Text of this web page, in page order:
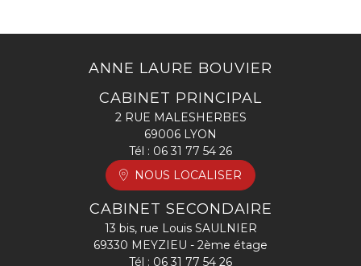
ANNE LAURE BOUVIER
CABINET PRINCIPAL
2 RUE MALESHERBES
69006 LYON
Tél : 06 31 77 54 26
NOUS LOCALISER
CABINET SECONDAIRE
13 bis, rue Louis SAULNIER
69330 MEYZIEU - 2ème étage
Tél : 06 31 77 54 26